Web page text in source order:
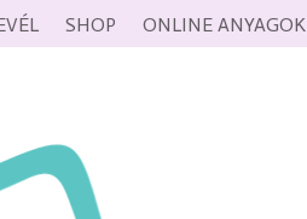
SHOP ONLINE ANYAGOK